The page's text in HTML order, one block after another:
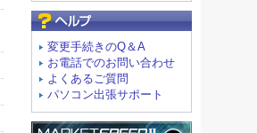
変更手続きのQ＆A
お電話でのお問い合わせ
よくあるご質問
パソコン出張サポート